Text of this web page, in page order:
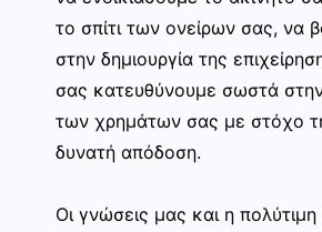
το σπίτι των ονείρων σας, να
στην δημιουργία της
σας κατευθύνουμε σωστά
των χρημάτων σας με στόχο
δυνατή απόδοση.
Οι γνώσεις μας και η